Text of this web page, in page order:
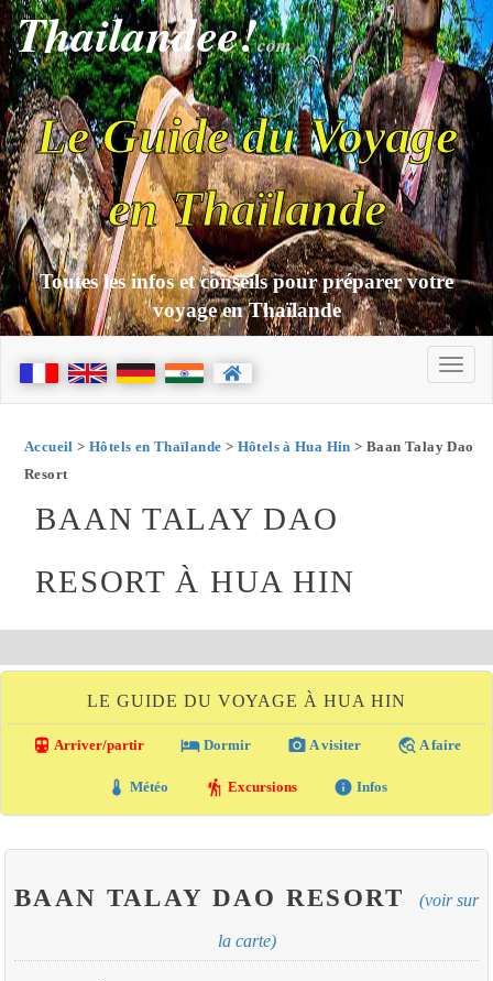
Thailandee!com
Le Guide du Voyage
en Thaïlande
Toutes les infos et conseils pour préparer votre
voyage en Thaïlande
Accueil > Hôtels en Thaïlande > Hôtels à Hua Hin > Baan Talay Dao
Resort
BAAN TALAY DAO
RESORT À HUA HIN
LE GUIDE DU VOYAGE À HUA HIN
directions_transit Arriver/partir local_hotel Dormir photo_camera A visiter travel_explore A faire
thermostat Météo hiking Excursions info Infos
BAAN TALAY DAO RESORT (voir sur
la carte)